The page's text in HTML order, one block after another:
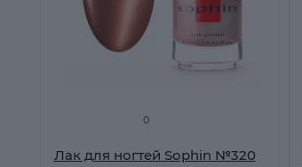
0
Лак для ногтей Sophin №320